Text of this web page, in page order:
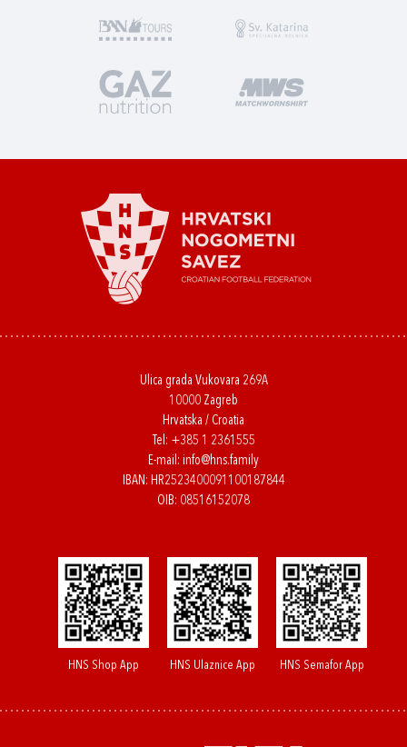
Ulica grada Vukovara 269A
10000 Zagreb
Hrvatska / Croatia
Tel: +385 1 2361555
E-mail: info@hns.family
IBAN: HR2523400091100187844
OIB: 08516152078
HNS Shop App HNS Ulaznice App HNS Semafor App